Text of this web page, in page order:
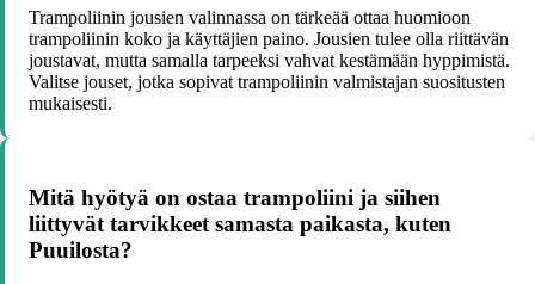
Trampoliinin jousien valinnassa on tärkeää ottaa huomioon
trampoliinin koko ja käyttäjien paino. Jousien tulee olla riittävän
joustavat, mutta samalla tarpeeksi vahvat kestämään hyppimistä.
Valitse jouset, jotka sopivat trampoliinin valmistajan suositusten
mukaisesti.
Mitä hyötyä on ostaa trampoliini ja siihen
liittyvät tarvikkeet samasta paikasta, kuten
Puuilosta?